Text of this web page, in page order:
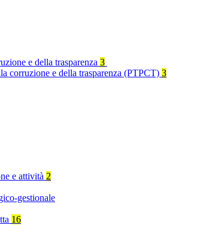
e della trasparenza 3
corruzione e della trasparenza (PTPCT) 3
e attività 2
gestionale
16